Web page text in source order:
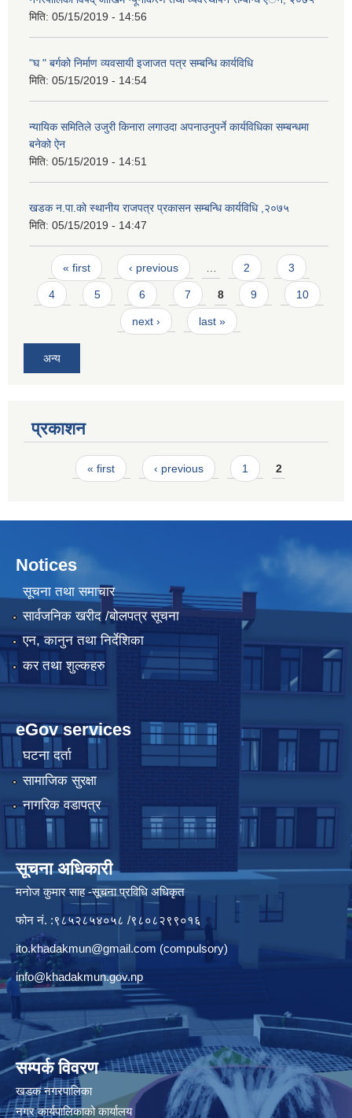
मिति: 05/15/2019 - 14:56
"घ " बर्गको निर्माण व्यवसायी इजाजत पत्र सम्बन्धि कार्यविधि
मिति: 05/15/2019 - 14:54
न्यायिक समितिले उजुरी किनारा लगाउदा अपनाउनुपर्ने कार्यविधिका सम्बन्धमा
बनेको ऐन
मिति: 05/15/2019 - 14:51
खडक न.पा.को स्थानीय राजपत्र प्रकासन सम्बन्धि कार्यविधि ,२०७५
मिति: 05/15/2019 - 14:47
Pages
« first ‹ previous … 2 3
4 5 6 7 8 9 10
next › last »
अन्य
प्रकाशन
Pages« first ‹ previous 1 2
Notices
सूचना तथा समाचार
सार्वजनिक खरीद /बोलपत्र सूचना
एन, कानुन तथा निर्देशिका
कर तथा शुल्कहरु
eGov services
घटना दर्ता
सामाजिक सुरक्षा
नागरिक वडापत्र
सूचना अधिकारी
मनाेज कुमार साह -सूचना प्रविधि अधिकृत
फोन नं. :९८५२८५४०५८ /९८०८२९९०१६
ito.khadakmun@gmail.com (compulsory)
info@khadakmun.gov.np
सम्पर्क विवरण
खडक नगरपालिका
नगर कार्यपालिकाको कार्यालय